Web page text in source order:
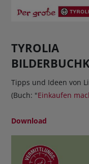
TYROLIA
Tipps und Ideen von
(Buch: "Einkaufen
Download